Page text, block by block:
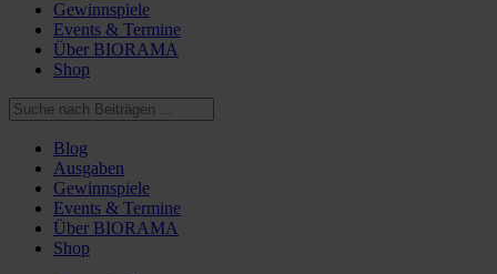
Gewinnspiele
Events & Termine
Über BIORAMA
Shop
Blog
Ausgaben
Gewinnspiele
Events & Termine
Über BIORAMA
Shop